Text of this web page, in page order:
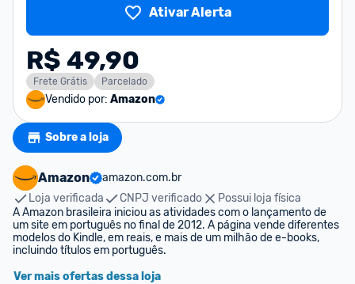
Ativar Alerta
R$ 49,90
Frete Grátis Parcelado
Vendido por: Amazon
Sobre a loja
Amazon
amazon.com.br
Loja verificada
CNPJ verificado
Possui loja física
A Amazon brasileira iniciou as atividades com o lançamento de
um site em português no final de 2012. A página vende diferentes
modelos do Kindle, em reais, e mais de um milhão de e-books,
incluindo títulos em português.
Ver mais ofertas dessa loja